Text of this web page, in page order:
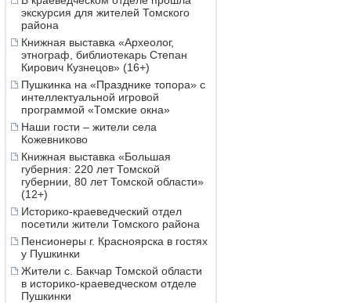
экскурсия для жителей Томского
района
Книжная выставка «Археолог,
этнограф, библиотекарь Степан
Кирович Кузнецов» (16+)
Пушкинка на «Празднике топора» с
интеллектуальной игровой
программой «Томские окна»
Наши гости – жители села
Кожевниково
Книжная выставка «Большая
губерния: 220 лет Томской
губернии, 80 лет Томской области»
(12+)
Историко-краеведческий отдел
посетили жители Томского района
Пенсионеры г. Красноярска в гостях
у Пушкинки
Жители с. Бакчар Томской области
в историко-краеведческом отделе
Пушкинки